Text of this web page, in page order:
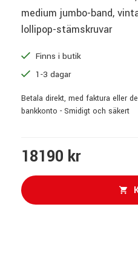
medium jumbo-band,
lollipop-stämskruvar
Finns i butik
1-3 dagar
Betala direkt, med faktura eller
bankkonto - Smidigt och säkert
18190 kr